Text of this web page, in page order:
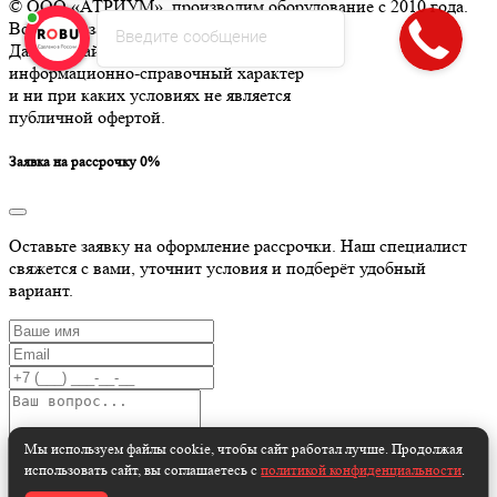
© ООО «АТРИУМ», производим оборудование с 2010 года.
Все права защищены.
Данный сайт носит
информационно-справочный характер
и ни при каких условиях не является
публичной офертой.
Мы используем файлы cookie, чтобы сайт работал лучше. Продолжая
использовать сайт, вы соглашаетесь сполитикой конфиденциальности.
Заявка на рассрочку 0%
Оставьте заявку на оформление рассрочки. Наш специалист
свяжется с вами, уточнит условия и подберёт удобный
вариант.
Даю согласие на обработку персональных данных и
Введите сообщение